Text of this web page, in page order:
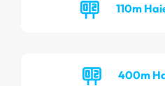
110m
400m